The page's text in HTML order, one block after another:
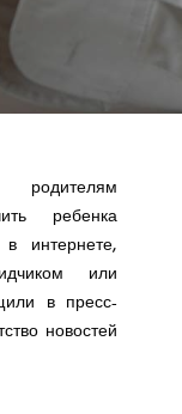
ребенка
в интернете,
или
в пресс-
новостей